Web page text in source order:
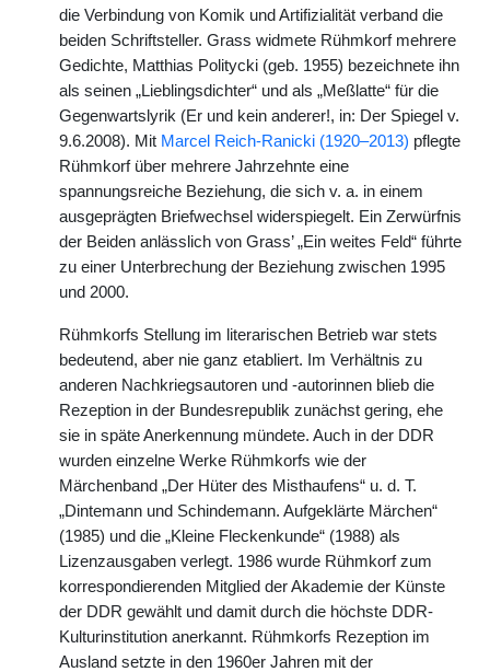
die Verbindung von Komik und Artifizialität verband die
beiden Schriftsteller. Grass widmete Rühmkorf mehrere
Gedichte, Matthias Politycki (geb. 1955) bezeichnete ihn
als seinen „Lieblingsdichter“ und als „Meßlatte“ für die
Gegenwartslyrik (Er und kein anderer!, in: Der Spiegel v.
9.6.2008). Mit Marcel Reich-Ranicki (1920–2013) pflegte
Rühmkorf über mehrere Jahrzehnte eine
spannungsreiche Beziehung, die sich v. a. in einem
ausgeprägten Briefwechsel widerspiegelt. Ein Zerwürfnis
der Beiden anlässlich von Grass’ „Ein weites Feld“ führte
zu einer Unterbrechung der Beziehung zwischen 1995
und 2000.
Rühmkorfs Stellung im literarischen Betrieb war stets
bedeutend, aber nie ganz etabliert. Im Verhältnis zu
anderen Nachkriegsautoren und -autorinnen blieb die
Rezeption in der Bundesrepublik zunächst gering, ehe
sie in späte Anerkennung mündete. Auch in der DDR
wurden einzelne Werke Rühmkorfs wie der
Märchenband „Der Hüter des Misthaufens“ u. d. T.
„Dintemann und Schindemann. Aufgeklärte Märchen“
(1985) und die „Kleine Fleckenkunde“ (1988) als
Lizenzausgaben verlegt. 1986 wurde Rühmkorf zum
korrespondierenden Mitglied der Akademie der Künste
der DDR gewählt und damit durch die höchste DDR-
Kulturinstitution anerkannt. Rühmkorfs Rezeption im
Ausland setzte in den 1960er Jahren mit der